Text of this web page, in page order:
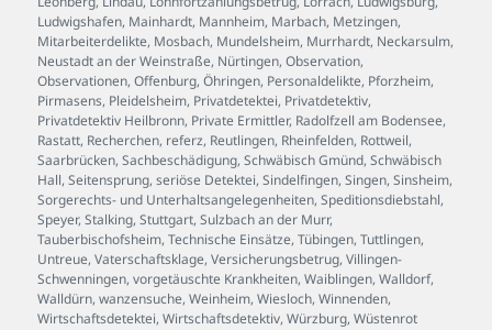
Ludwigshafen, Mainhardt, Mannheim, Marbach, Metzingen,
Mitarbeiterdelikte, Mosbach, Mundelsheim, Murrhardt, Neckarsulm,
Neustadt an der Weinstraße, Nürtingen,Observation,
Observationen,Offenburg,Öhringen, Personaldelikte, Pforzheim,
Pirmasens, Pleidelsheim, Privatdetektei, Privatdetektiv,
Privatdetektiv Heilbronn, Private Ermittler, Radolfzell am Bodensee,
Rastatt, Recherchen, referz, Reutlingen, Rheinfelden, Rottweil,
Saarbrücken,Sachbeschädigung,Schwäbisch Gmünd,Schwäbisch
Hall,Seitensprung,seriöse Detektei,Sindelfingen,Singen,Sinsheim,
Sorgerechts- und Unterhaltsangelegenheiten,Speditionsdiebstahl,
Speyer,Stalking,Stuttgart,Sulzbach an der Murr,
Tauberbischofsheim,Technische Einsätze,Tübingen,Tuttlingen,
Untreue,Vaterschaftsklage,Versicherungsbetrug,Villingen-
Schwenningen,vorgetäuschte Krankheiten,Waiblingen,Walldorf,
Walldürn,wanzensuche,Weinheim,Wiesloch,Winnenden,
Wirtschaftsdetektei,Wirtschaftsdetektiv,Würzburg,Wüstenrot